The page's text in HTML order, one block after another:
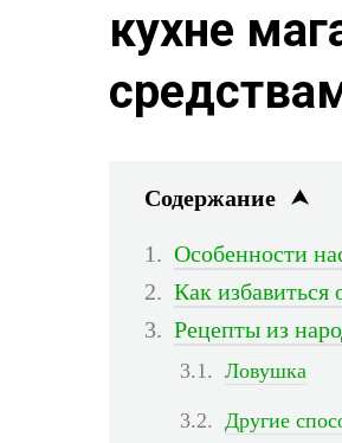
кухне
Содержание
Особенности
Как
Рецепты из
Ловушка
Другие